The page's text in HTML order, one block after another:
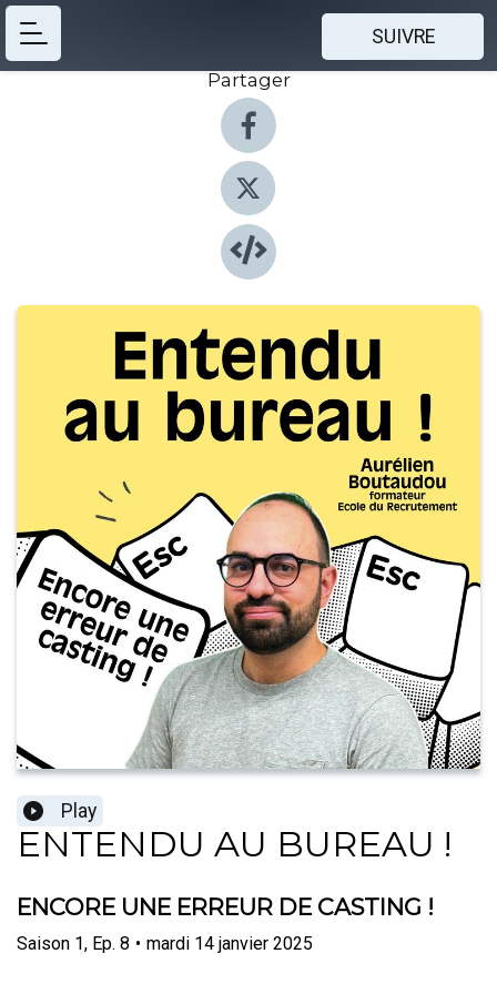
SUIVRE
Partager
Play
ENTENDU AU BUREAU !
ENCORE UNE ERREUR DE CASTING !
Saison 1, Ep. 8 • mardi 14 janvier 2025